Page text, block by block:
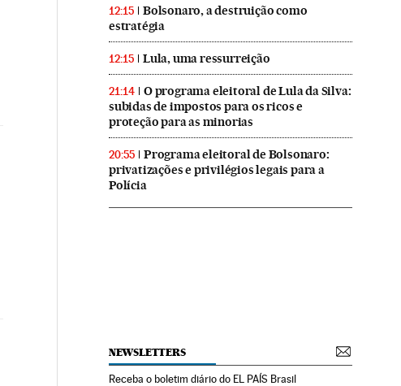
12:15
Bolsonaro, a destruição como
estratégia
12:15 Lula, uma ressurreição
21:14
O programa eleitoral de Lula da Silva:
subidas de impostos para os ricos e
proteção para as minorias
20:55
Programa eleitoral de Bolsonaro:
privatizações e privilégios legais para a
Polícia
NEWSLETTERS
Receba o boletim diário do EL PAÍS Brasil